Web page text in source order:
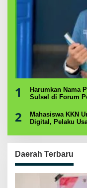
1
Harumkan Nama
Sulsel di Forum
2
Mahasiswa KKN
Digital, Pelaku
Daerah Terbaru